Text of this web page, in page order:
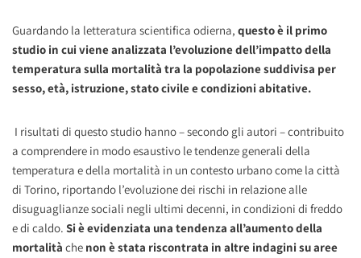
Guardando la letteratura scientifica odierna, questo è il primo
studio in cui viene analizzata l’evoluzione dell’impatto della
temperatura sulla mortalità tra la popolazione suddivisa per
sesso, età, istruzione, stato civile e condizioni abitative.
I risultati di questo studio hanno – secondo gli autori – contribuito
a comprendere in modo esaustivo le tendenze generali della
temperatura e della mortalità in un contesto urbano come la città
di Torino, riportando l’evoluzione dei rischi in relazione alle
disuguaglianze sociali negli ultimi decenni, in condizioni di freddo
e di caldo. Si è evidenziata una tendenza all’aumento della
mortalità che non è stata riscontrata in altre indagini su aree